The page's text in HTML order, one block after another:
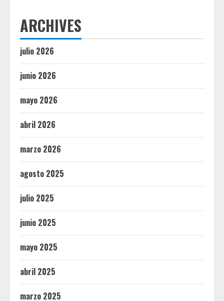
ARCHIVES
julio 2026
junio 2026
mayo 2026
abril 2026
marzo 2026
agosto 2025
julio 2025
junio 2025
mayo 2025
abril 2025
marzo 2025